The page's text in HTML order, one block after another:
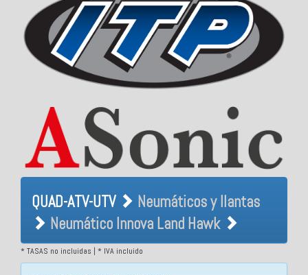
QUAD-ATV-UTV Neumáticos
y llantas Neumático Innova
Land Hawk
QUAD-ATV-UTV
Neumáticos y llantas
Neumático Innova Land Hawk
* TASAS no incluidas | * IVA incluido